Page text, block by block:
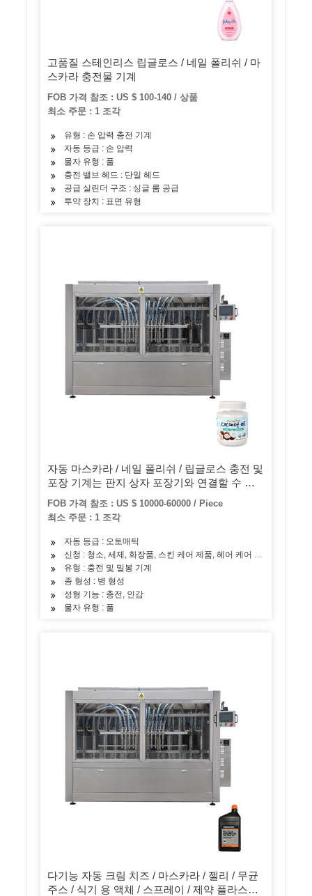
고품질 스테인리스 립글로스 / 네일 폴리쉬 / 마
스카라 충전물 기계
FOB 가격 참조 : US $ 100-140 / 상품
최소 주문 : 1 조각
유형 : 손 압력 충전 기계
자동 등급 : 손 압력
물자 유형 : 풀
충전 밸브 헤드 : 단일 헤드
공급 실린더 구조 : 싱글 룸 공급
투약 장치 : 표면 유형
자동 마스카라 / 네일 폴리쉬 / 립글로스 충전 및
포장 기계는 판지 상자 포장기와 연결할 수 있
습니다
FOB 가격 참조 : US $ 10000-60000 / Piece
최소 주문 : 1 조각
자동 등급 : 오토매틱
신청 : 청소, 세제, 화장품, 스킨 케어 제품, 헤어 케어 제품, 스낵, 조
유형 : 충전 및 밀봉 기계
종 형성 : 병 형성
성형 기능 : 충전, 인감
물자 유형 : 풀
다기능 자동 크림 치즈 / 마스카라 / 젤리 / 무균
주스 / 식기 용 액체 / 스프레이 / 제약 플라스틱